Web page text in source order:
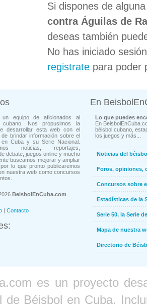
Si dispones de
contra Águilas de
deseas también
No has iniciado
registrate para poder
un equipo de aficionados al
cubano. Nos propusimos la
desarrollar esta web con el
de brindar información sobre el
en Cuba y su Serie Nacional.
noticias, reportajes,
debate, juegos online y mucho
buscamos mejorar y ampliar
lo que pronto publicaremos
nuestra web como concursos
BeisbolEnCuba.com
| Contacto
En
Lo que puedes
En
béisbol cubano,
los juegos y más...
Noticias del
Foros, opiniones,
Concursos sobre
Estadísticas de la
Serie 50, la Serie
Mapa de nuestra
Directorio de
es un proyecto
de Béisbol en Cuba.